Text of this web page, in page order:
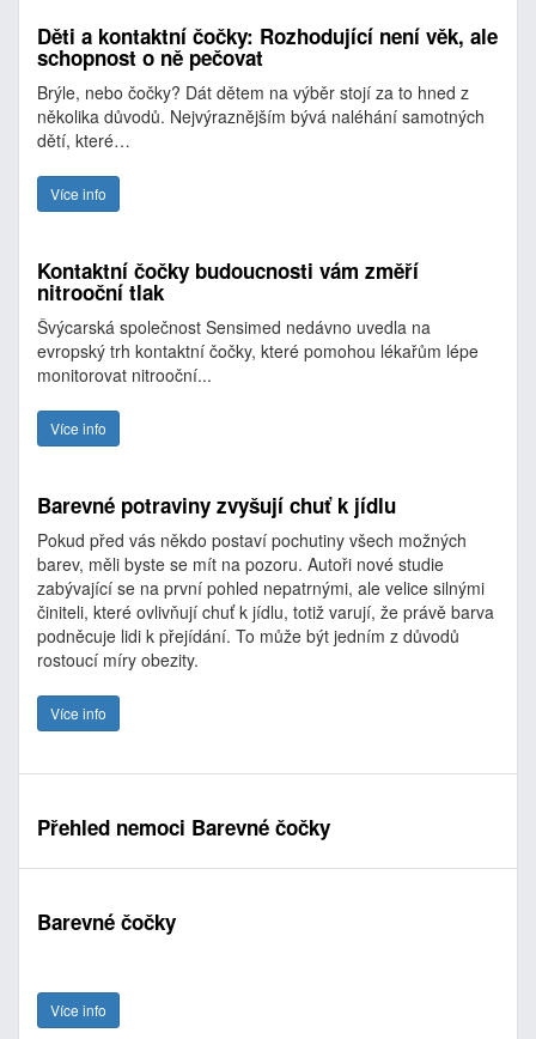
Děti a kontaktní čočky: Rozhodující není věk, ale
schopnost o ně pečovat
Brýle, nebo čočky? Dát dětem na výběr stojí za to hned z
několika důvodů. Nejvýraznějším bývá naléhání samotných
dětí, které…
Více info
Kontaktní čočky budoucnosti vám změří
nitrooční tlak
Švýcarská společnost Sensimed nedávno uvedla na
evropský trh kontaktní čočky, které pomohou lékařům lépe
monitorovat nitrooční...
Více info
Barevné potraviny zvyšují chuť k jídlu
Pokud před vás někdo postaví pochutiny všech možných
barev, měli byste se mít na pozoru. Autoři nové studie
zabývající se na první pohled nepatrnými, ale velice silnými
činiteli, které ovlivňují chuť k jídlu, totiž varují, že právě barva
podněcuje lidi k přejídání. To může být jedním z důvodů
rostoucí míry obezity.
Více info
Přehled nemoci Barevné čočky
Barevné čočky
Více info